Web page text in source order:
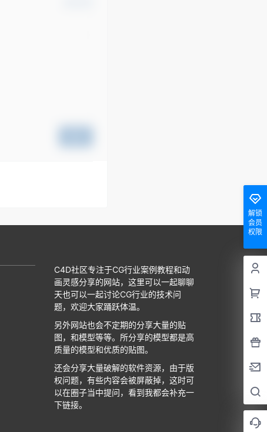
解锁
会员
权限
C4D社区专注于CG行业案例教程和动
画灵感分享的网站，这里可以一起聊聊
天也可以一起讨论CG行业的技术问
题，欢迎大家踊跃体温。
另外网站也会不定期的分享大量的贴
图，和模型等等。所分享的模型都是高
质量的模型和优质的贴图。
还会分享大量破解的软件资源，由于版
权问题，有些内容会被屏蔽掉，这时可
以在圈子当中提问，看到我都会补充一
下链接。